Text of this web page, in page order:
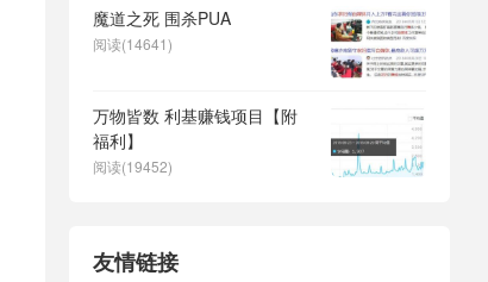
魔道之死 围杀PUA
阅读(14641)
万物皆数 利基赚钱项目【附
福利】
阅读(19452)
友情链接